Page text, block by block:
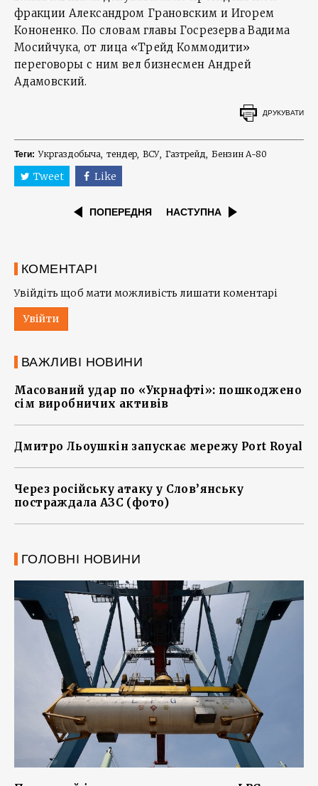
фракции Александром Грановским и Игорем
Кононенко. По словам главы Госрезерва Вадима
Мосийчука, от лица «Трейд Коммодити»
переговоры с ним вел бизнесмен Андрей
Адамовский.
ДРУКУВАТИ
Теги: Укргаздобыча тендер ВСУ Газтрейд Бензин А-80
Tweet Like
ПОПЕРЕДНЯ НАСТУПНА
КОМЕНТАРІ
Увійдіть щоб мати можливість лишати коментарі
Увійти
ВАЖЛИВІ НОВИНИ
Масований удар по «Укрнафті»: пошкоджено
сім виробничих активів
Дмитро Льоушкін запускає мережу Port Royal
Через російську атаку у Слов’янську
постраждала АЗС (фото)
ГОЛОВНІ НОВИНИ